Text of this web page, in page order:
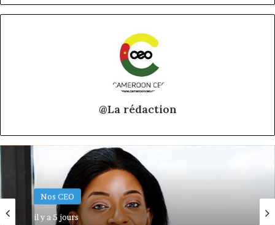
@La rédaction
Nos CEO
il y a 5 jours